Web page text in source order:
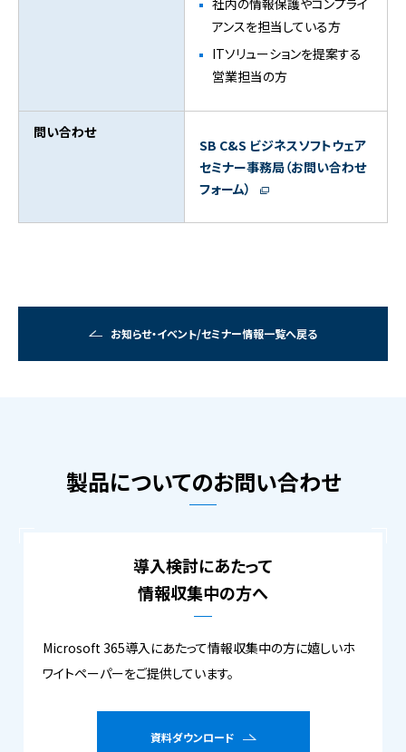
アンスを担当している方
ITソリューションを提案する
営業担当の方
問い合わせ
SB C&S ビジネスソフトウェア
セミナー事務局（お問い合わせ
フォーム）
お知らせ・イベント/セミナー情報一覧へ戻る
製品についてのお問い合わせ
導入検討にあたって
情報収集中の方へ
Microsoft 365導入にあたって情報収集中の方に嬉しいホ
ワイトペーパーをご提供しています。
資料ダウンロード